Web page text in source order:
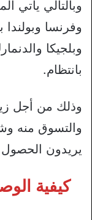
وبالتالي يأتي
وفرنسا
وبلجيكا
بانتظام.
وذلك من أجل
والتسوق منه
يريدون الحصول
كيفية